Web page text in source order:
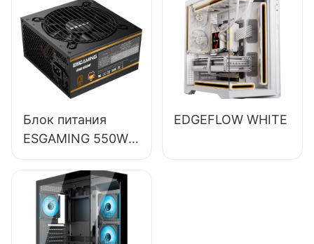
качества, КПД
85%,
полномодульный,
бронзовый (80+),
для настольных
Блок питания
ESGAMING 550W
высокого
качества, КПД
85%, класс
защиты 80+
Bronze, для
EDGEFLOW WHITE